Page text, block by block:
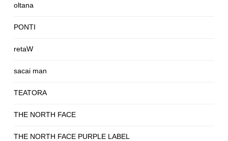
oltana
PONTI
retaW
sacai man
TEATORA
THE NORTH FACE
THE NORTH FACE PURPLE LABEL